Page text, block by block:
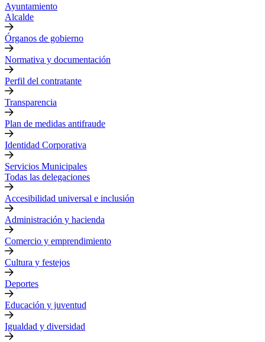
Ayuntamiento
Alcalde
Órganos de gobierno
Normativa y documentación
Perfil del contratante
Transparencia
Plan de medidas antifraude
Identidad Corporativa
Servicios Municipales
Todas las delegaciones
Accesibilidad universal e inclusión
Administración y hacienda
Comercio y emprendimiento
Cultura y festejos
Deportes
Educación y juventud
Igualdad y diversidad